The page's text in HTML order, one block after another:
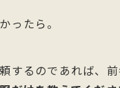
ったら。
するのであれば、